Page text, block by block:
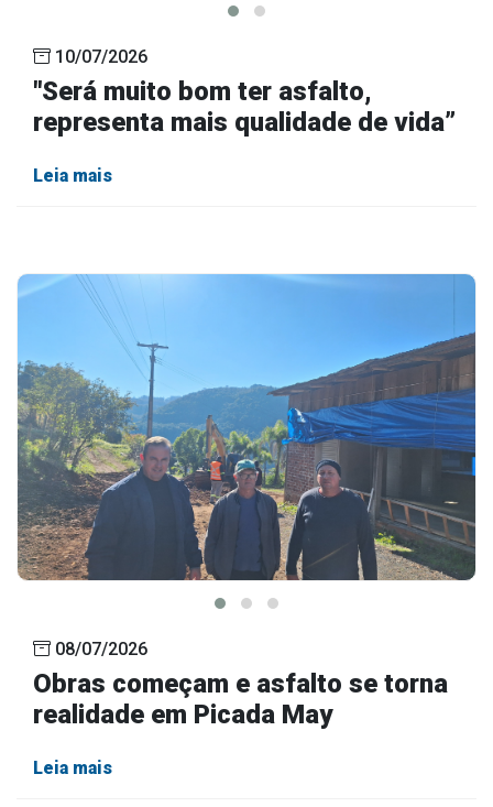
10/07/2026
"Será muito bom ter asfalto,
representa mais qualidade de vida”
Leia mais
08/07/2026
Obras começam e asfalto se torna
realidade em Picada May
Leia mais